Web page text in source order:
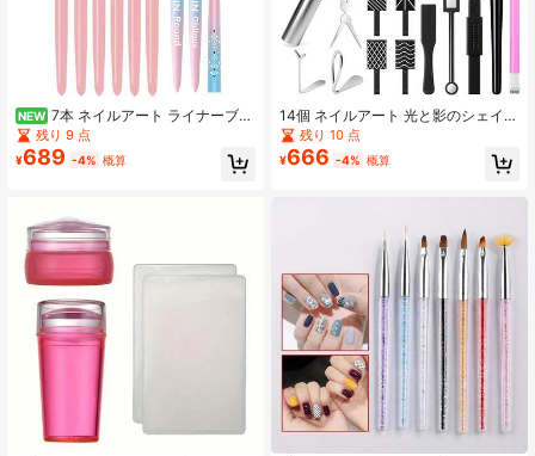
NEW 7本 ネイルアート ライナーブラ
シセット、超極細ライン描画ペン ラ
ウンド&斜め ネイルブラシ ペインテ
ィングツール
残り 9 点
¥689 -4% 概算
14個 ネイルアート 光と影のシェイピ
ングツールセット、花、ストライ
プ、ハートスタイルのツールを含
む、様々な光と影のネイルアート効
残り 10 点
¥666 -4% 概算